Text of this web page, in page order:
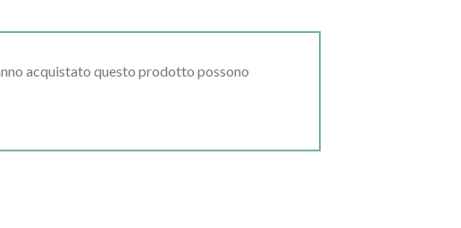
acquistato questo prodotto possono